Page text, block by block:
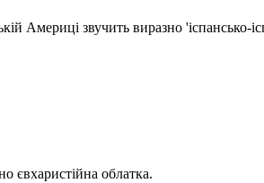
Америці звучить виразно 'іспансько-
євхаристійна облатка.